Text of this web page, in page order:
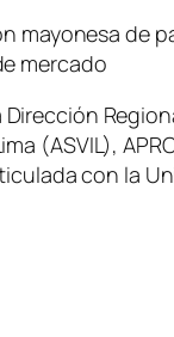
mayonesa de
mercado
(ASVIL),
con la